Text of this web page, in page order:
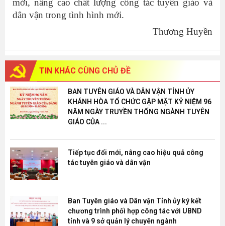
mới, nâng cao chất lượng công tác tuyên giáo và
dân vận trong tình hình mới.
Thương Huyền
TIN KHÁC CÙNG CHỦ ĐỀ
BAN TUYÊN GIÁO VÀ DÂN VẬN TỈNH ỦY
KHÁNH HÒA TỔ CHỨC GẶP MẶT KỶ NIỆM 96
NĂM NGÀY TRUYỀN THỐNG NGÀNH TUYÊN
GIÁO CỦA ...
Tiếp tục đổi mới, nâng cao hiệu quả công
tác tuyên giáo và dân vận
Ban Tuyên giáo và Dân vận Tỉnh ủy ký kết
chương trình phối hợp công tác với UBND
tỉnh và 9 sở quản lý chuyên ngành